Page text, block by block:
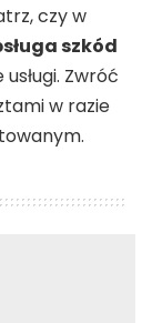
czy w
szkód
Zwróć
w razie